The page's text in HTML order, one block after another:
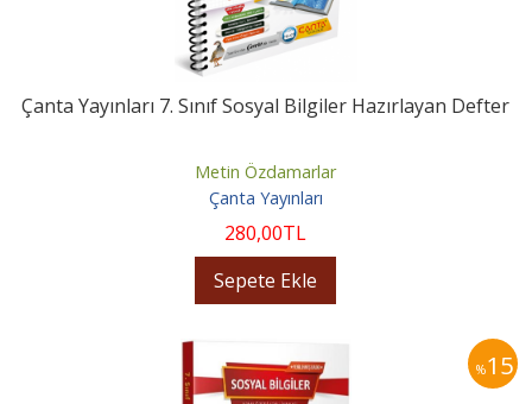
Çanta Yayınları 7. Sınıf Sosyal Bilgiler Hazırlayan Defter
Metin Özdamarlar
Çanta Yayınları
280,00TL
Sepete Ekle
%15